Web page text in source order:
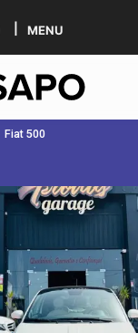
MENU
Fiat 500